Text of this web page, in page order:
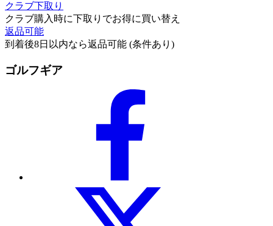
クラブ下取り
クラブ購入時に下取りでお得に買い替え
返品可能
到着後8日以内なら返品可能 (条件あり)
ゴルフギア